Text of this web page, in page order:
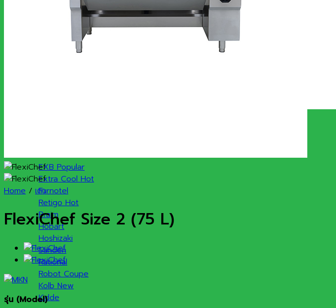
Snack Equipment
สินค้าขนาดเล็ก
พัดลมฮูดดูดควัน
อุปกรณ์เบเกอรี่
EXB
Extra Cool
Furnotel
Retigo
Praim
Hobart
Hoshizaki
Sanden
Rational
Robot Coupe
Kolb
Kidde
Home / เตา
FlexiChef Size 2 (75 L)
รุ่น (Model)